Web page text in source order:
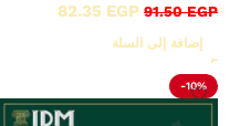
91.50EGP
82.35 EGP
إضافة إلى السلة
-10%